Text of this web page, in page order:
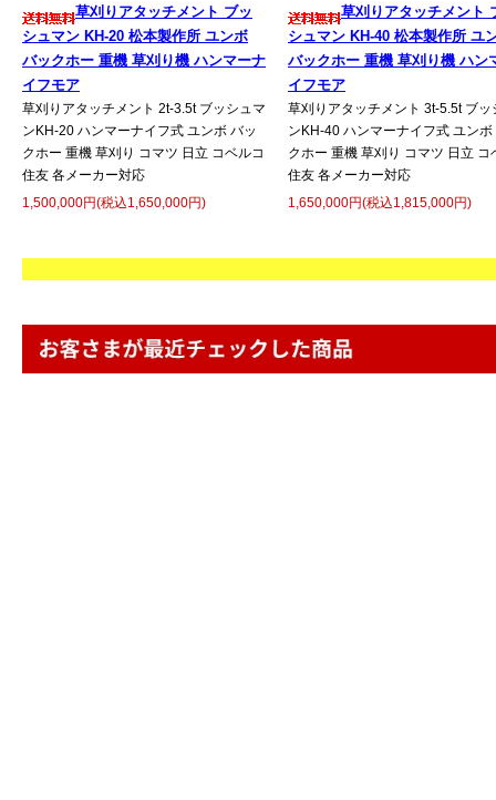
草刈りアタッチメント ブッ
シュマン KH-20 松本製作所 ユンボ
バックホー 重機 草刈り機 ハンマーナ
イフモア
草刈りアタッチメント 2t-3.5t ブッシュマ
ンKH-20 ハンマーナイフ式 ユンボ バッ
クホー 重機 草刈り コマツ 日立 コベルコ
住友 各メーカー対応
1,500,000円(税込1,650,000円)
草刈りアタッチメント
シュマン KH-40 松本製作所 ユ
バックホー 重機 草刈り機 ハン
イフモア
草刈りアタッチメント 3t-5.5t ブッ
ンKH-40 ハンマーナイフ式 ユンボ
クホー 重機 草刈り コマツ 日立 コ
住友 各メーカー対応
1,650,000円(税込1,815,000円)